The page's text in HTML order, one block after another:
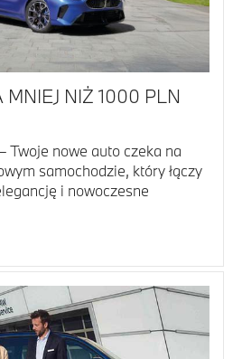
MNIEJ NIŻ 1000 PLN
Twoje nowe auto czeka na
samochodzie, który łączy
i nowoczesne